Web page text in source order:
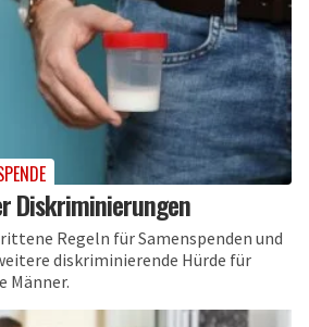
Diskriminierungen
Regeln für Samenspenden und
diskriminierende Hürde für
Männer.